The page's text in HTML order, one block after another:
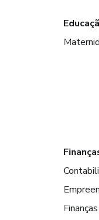
Finanças